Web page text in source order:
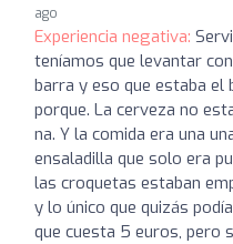
ago
Experiencia negativa:
teníamos que levantar
barra y eso que estaba el
porque. La cerveza no
na. Y la comida era una
ensaladilla que solo era
las croquetas estaban
y lo único que quizás
que cuesta 5 euros, pero